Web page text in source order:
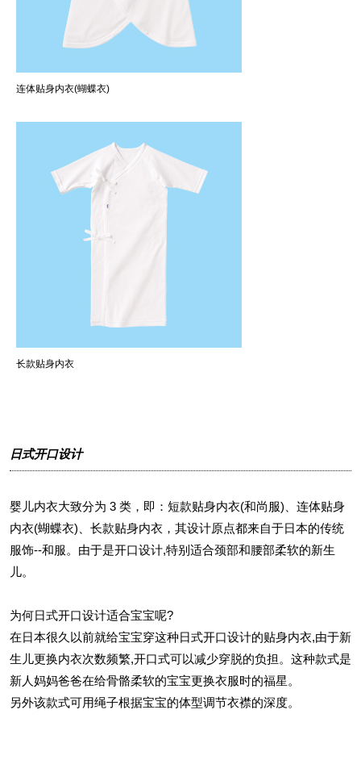
连体贴身内衣(蝴蝶衣)
长款贴身内衣
日式开口设计
婴儿内衣大致分为 3 类，即：短款贴身内衣(和尚服)、连体贴身
内衣(蝴蝶衣)、长款贴身内衣，其设计原点都来自于日本的传统
服饰--和服。由于是开口设计,特别适合颈部和腰部柔软的新生
儿。
为何日式开口设计适合宝宝呢?
在日本很久以前就给宝宝穿这种日式开口设计的贴身内衣,由于新
生儿更换内衣次数频繁,开口式可以减少穿脱的负担。这种款式是
新人妈妈爸爸在给骨骼柔软的宝宝更换衣服时的福星。
另外该款式可用绳子根据宝宝的体型调节衣襟的深度。